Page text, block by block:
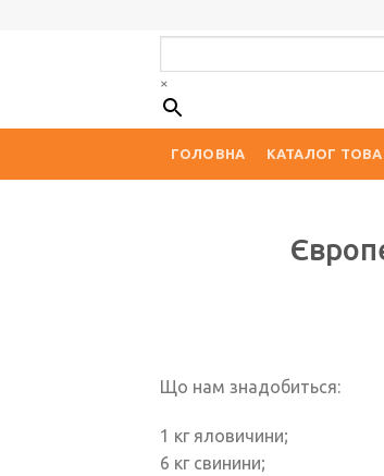
×
ГОЛОВНА КАТАЛОГ
Що нам знадобиться:
1 кг яловичини;
6 кг свинини;